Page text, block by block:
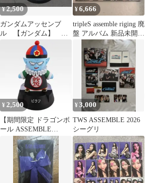
¥2,500
ガンダムアッセンブ
ル 【ガンダム】 完
¥6,666
tripleS assemble riging 廃
盤 アルバム 新品未開封
¥ 2,500
【期間限定 ドラゴンボ
ール ASSEMBLE
COLLECTION F賞 ピラ
¥3,000
TWS ASSEMBLE 2026
シーグリ